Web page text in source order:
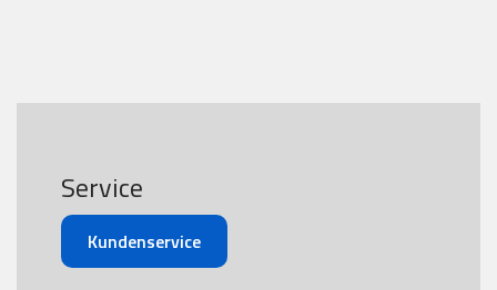
Service
Kundenservice